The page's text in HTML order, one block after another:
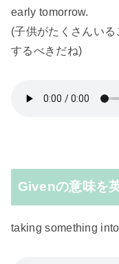
early tomorrow.
(子供がたくさんい
するべきだね)
Givenの意味を
taking something